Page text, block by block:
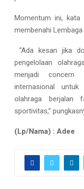
Momentum ini, kata
membenahi
“Ada kesan jika
pengelolaan
menjadi concern
internasional untuk
olahraga berjalan
sportivitas,”
(Lp/Nama) : Adee